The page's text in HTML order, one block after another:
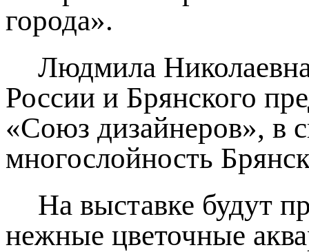
города».
Людмила
России и Брянского
«Союз дизайнеров», в
многослойность
На выставке будут
нежные цветочные